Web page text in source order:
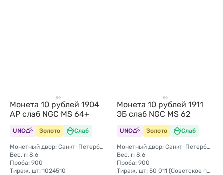
Монета 10 рублей 1904
АР слаб NGC MS 64+
UNC Золото Слаб
Монетный двор: Санкт-Петербургский монетный двор
Вес, г: 8,6
Проба: 900
Тираж, шт: 1024510
Монета 10 рублей 1911
ЭБ слаб NGC MS 62
UNC Золото Слаб
Монетный двор: Санкт-Петербургский монетный двор
Вес, г: 8,6
Проба: 900
Тираж, шт: 50 011 (Советское правительство с декабря 1925 г. по март 1926 г. отчеканило 2 011 000 10-ти рублевого достоинства царского образца, предположительно штемпелями 1911 г.)